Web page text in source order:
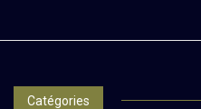
Catégories